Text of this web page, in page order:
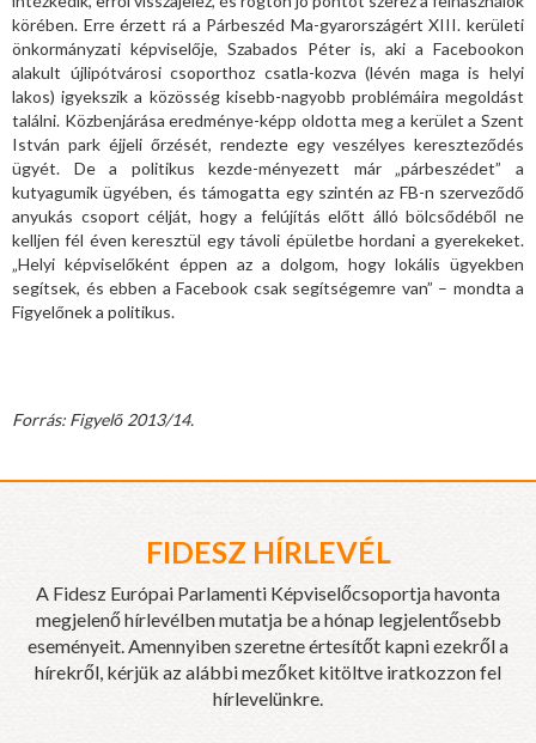
körében. Erre érzett rá a Párbeszéd Ma-gyarországért XIII. kerületi
önkormányzati képviselője, Szabados Péter is, aki a Facebookon
alakult újlipótvárosi csoporthoz csatla-kozva (lévén maga is helyi
lakos) igyekszik a közösség kisebb-nagyobb problémáira megoldást
találni. Közbenjárása eredménye-képp oldotta meg a kerület a Szent
István park éjjeli őrzését, rendezte egy veszélyes kereszteződés
ügyét. De a politikus kezde-ményezett már „párbeszédet” a
kutyagumik ügyében, és támogatta egy szintén az FB-n szerveződő
anyukás csoport célját, hogy a felújítás előtt álló bölcsődéből ne
kelljen fél éven keresztül egy távoli épületbe hordani a gyerekeket.
„Helyi képviselőként éppen az a dolgom, hogy lokális ügyekben
segítsek, és ebben a Facebook csak segítségemre van” – mondta a
Figyelőnek a politikus.
Forrás: Figyelő 2013/14.
FIDESZ HÍRLEVÉL
A Fidesz Európai Parlamenti Képviselőcsoportja havonta
megjelenő hírlevélben mutatja be a hónap legjelentősebb
eseményeit. Amennyiben szeretne értesítőt kapni ezekről a
hírekről, kérjük az alábbi mezőket kitöltve iratkozzon fel
hírlevelünkre.